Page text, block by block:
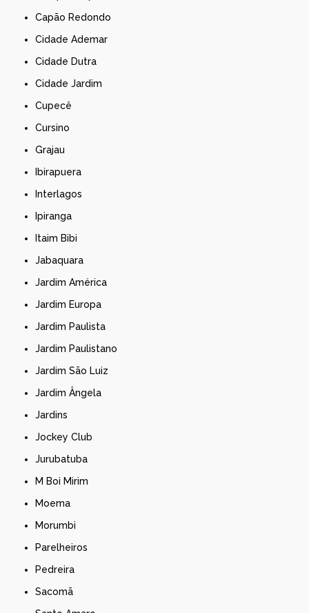
Capão Redondo
Cidade Ademar
Cidade Dutra
Cidade Jardim
Cupecê
Cursino
Grajau
Ibirapuera
Interlagos
Ipiranga
Itaim Bibi
Jabaquara
Jardim América
Jardim Europa
Jardim Paulista
Jardim Paulistano
Jardim São Luiz
Jardim Ângela
Jardins
Jockey Club
Jurubatuba
M Boi Mirim
Moema
Morumbi
Parelheiros
Pedreira
Sacomã